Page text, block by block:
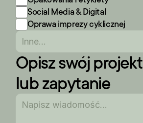
Social Media & Digital
Oprawa imprezy cyklicznej
Opisz swój projekt
lub zapytanie